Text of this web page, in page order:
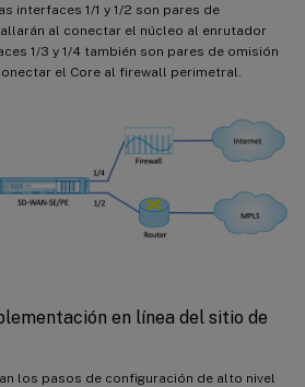
interfaces 1/1 y 1/2 son pares de
al conectar el núcleo al enrutador
1/3 y 1/4 también son pares de omisión
el Core al firewall perimetral.
en línea del sitio de
los pasos de configuración de alto nivel